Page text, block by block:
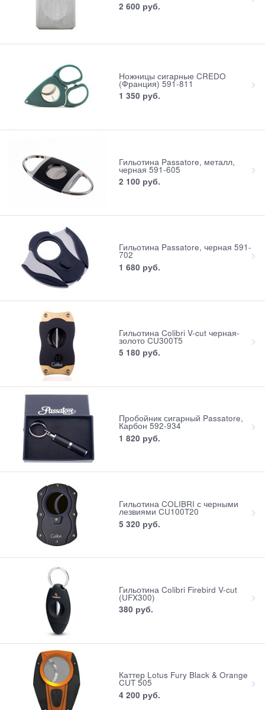
2 600 руб.
Ножницы сигарные CREDO
(Франция) 591-811
1 350 руб.
Гильотина Passatore, металл,
черная 591-605
2 100 руб.
Гильотина Passatore, черная 591-
702
1 680 руб.
Гильотина Colibri V-cut черная-
золото CU300T5
5 180 руб.
Пробойник сигарный Passatore,
Карбон 592-934
1 820 руб.
Гильотина COLIBRI с черными
лезвиями CU100T20
5 320 руб.
Гильотина Colibri Firebird V-cut
(UFX300)
380 руб.
Каттер Lotus Fury Black & Orange
CUT 505
4 200 руб.